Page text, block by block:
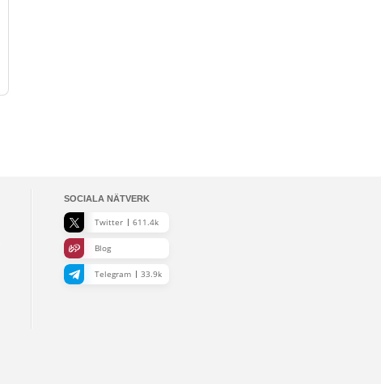
SOCIALA NÄTVERK
Twitter 611.4k
Blog
Telegram 33.9k